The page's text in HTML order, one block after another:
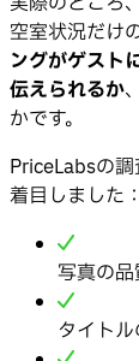
空室状況だけ
ングがゲスト
伝えられるか
かです。
PriceLabsの
着目しました：
写真の
タイト